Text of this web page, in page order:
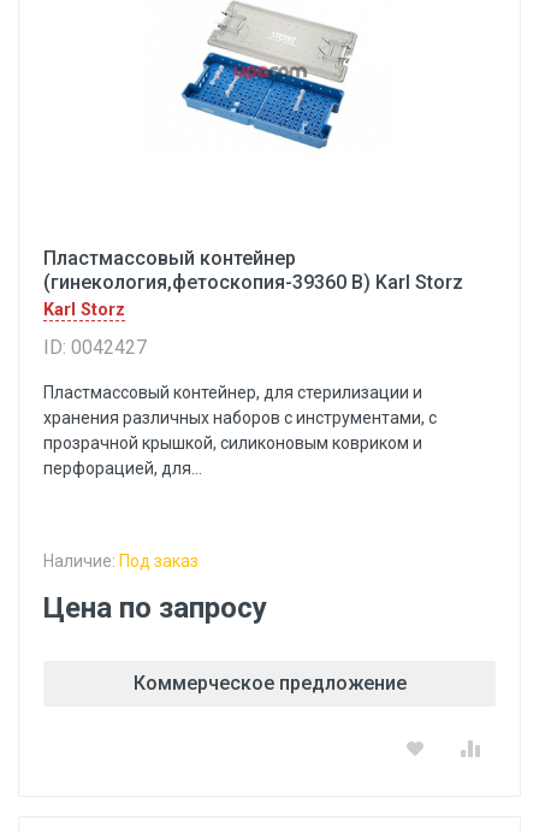
Пластмассовый контейнер
(гинекология,фетоскопия-39360 В) Karl Storz
Karl Storz
ID: 0042427
Пластмассовый контейнер, для стерилизации и
хранения различных наборов с инструментами, с
прозрачной крышкой, силиконовым ковриком и
перфорацией, для...
Наличие: Под заказ
Цена по запросу
Коммерческое предложение